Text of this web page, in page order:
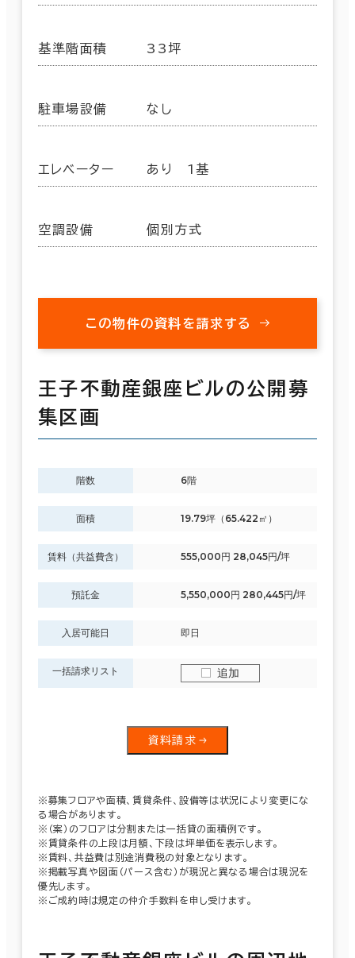
基準階面積 33坪
駐車場設備 なし
エレベーター あり 1基
空調設備 個別方式
この物件の資料を請求する
王子不動産銀座ビルの公開募
集区画
階数 6階
面積 19.79坪（65.422㎡）
賃料（共益費含） 555,000円 28,045円/坪
預託金 5,550,000円 280,445円/坪
入居可能日 即日
一括請求リスト 追加
資料請求
※募集フロアや面積、賃貸条件、設備等は状況により変更にな
る場合があります。
※（案）のフロアは分割または一括貸の面積例です。
※賃貸条件の上段は月額、下段は坪単価を表示します。
※賃料、共益費は別途消費税の対象となります。
※掲載写真や図面（パース含む）が現況と異なる場合は現況を
優先します。
※ご成約時は規定の仲介手数料を申し受けます。